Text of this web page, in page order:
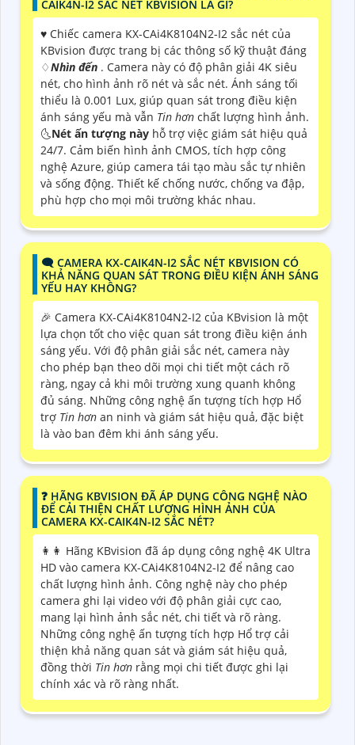
CAIK4N-I2 SẮC NÉT KBVISION LÀ GÌ?
♥️ Chiếc camera KX-CAi4K8104N2-I2 sắc nét của
KBvision được trang bị các thông số kỹ thuật đáng
♢Nhìn đến . Camera này có độ phân giải 4K siêu
nét, cho hình ảnh rõ nét và sắc nét. Ánh sáng tối
thiểu là 0.001 Lux, giúp quan sát trong điều kiện
ánh sáng yếu mà vẫn Tin hơn chất lượng hình ảnh.
🌜Nét ấn tượng này hỗ trợ việc giám sát hiệu quả
24/7. Cảm biến hình ảnh CMOS, tích hợp công
nghệ Azure, giúp camera tái tạo màu sắc tự nhiên
và sống động. Thiết kế chống nước, chống va đập,
phù hợp cho mọi môi trường khác nhau.
🗨️ CAMERA KX-CAIK4N-I2 SẮC NÉT KBVISION CÓ
KHẢ NĂNG QUAN SÁT TRONG ĐIỀU KIỆN ÁNH SÁNG
YẾU HAY KHÔNG?
️🎉 Camera KX-CAi4K8104N2-I2 của KBvision là một
lựa chọn tốt cho việc quan sát trong điều kiện ánh
sáng yếu. Với độ phân giải sắc nét, camera này
cho phép bạn theo dõi mọi chi tiết một cách rõ
ràng, ngay cả khi môi trường xung quanh không
đủ sáng. Những công nghệ ấn tượng tích hợp Hổ
trợ Tin hơn an ninh và giám sát hiệu quả, đặc biệt
là vào ban đêm khi ánh sáng yếu.
️❓ HÃNG KBVISION ĐÃ ÁP DỤNG CÔNG NGHỆ NÀO
ĐỂ CẢI THIỆN CHẤT LƯỢNG HÌNH ẢNH CỦA
CAMERA KX-CAIK4N-I2 SẮC NÉT?
️👩‍👩 Hãng KBvision đã áp dụng công nghệ 4K Ultra
HD vào camera KX-CAi4K8104N2-I2 để nâng cao
chất lượng hình ảnh. Công nghệ này cho phép
camera ghi lại video với độ phân giải cực cao,
mang lại hình ảnh sắc nét, chi tiết và rõ ràng.
Những công nghệ ấn tượng tích hợp Hổ trợ cải
thiện khả năng quan sát và giám sát hiệu quả,
đồng thời Tin hơn rằng mọi chi tiết được ghi lại
chính xác và rõ ràng nhất.